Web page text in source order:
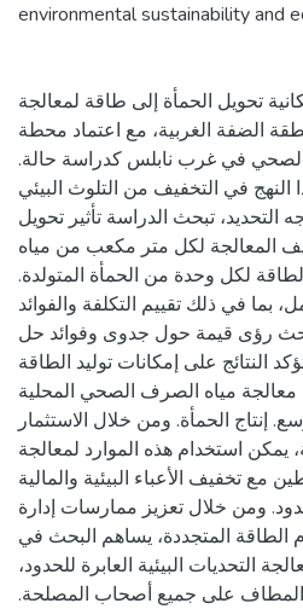
environmental sustainability and
تحويل الحمأة إلى طاقة لمعالجة
الضفة الغربية، مع اعتماد محطة
في غرب نابلس كدراسة حالة.
في التخفيف من التلوث البيئي
التحديد، تبحث الدراسة تأثير تحويل
المعالجة لكل متر مكعب من مياه
لكل وحدة من الحمأة المتولدة.
بما في ذلك تقييم التكلفة والفوائد
البحث رؤى قيمة حول جدوى وفوائد حل
النتائج على إمكانات توليد الطاقة
مياه الصرف الصحي المحلية
إنتاج الحمأة. ومن خلال الاستثمار
يمكن استخدام هذه الموارد لمعالجة
تخفيف الأعباء البيئية والمالية
ومن خلال تعزيز ممارسات إدارة
الطاقة المتجددة، يساهم البحث في
التحديات البيئية العابرة للحدود،
المطاف على جميع أصحاب المصلحة.